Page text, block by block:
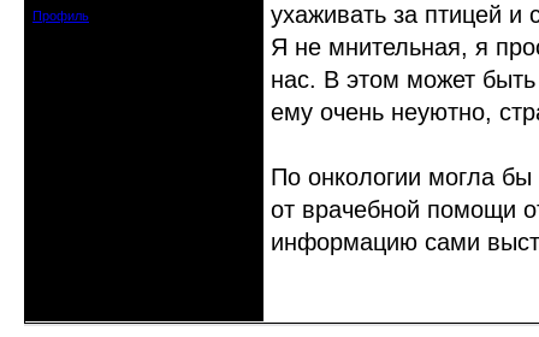
Профиль
ухаживать за птицей и
Я не мнительная, я
нас. В этом может
ему очень неуютно,
По онкологии могла бы
от врачебной помощи
информацию сами